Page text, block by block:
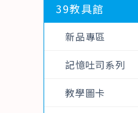
39教具館
新品專區
記憶吐司系列
教學圖卡